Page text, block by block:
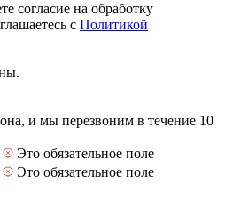
согласие на обработку
с Политикой
и мы перезвоним в течение 10
Это обязательное поле
Это обязательное поле